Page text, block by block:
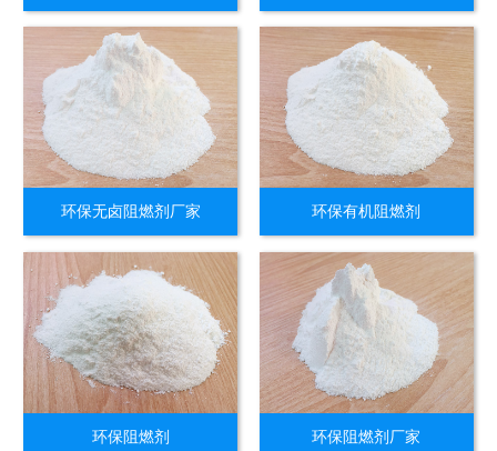
环保无卤阻燃剂厂家 环保有机阻燃剂
环保阻燃剂 环保阻燃剂厂家